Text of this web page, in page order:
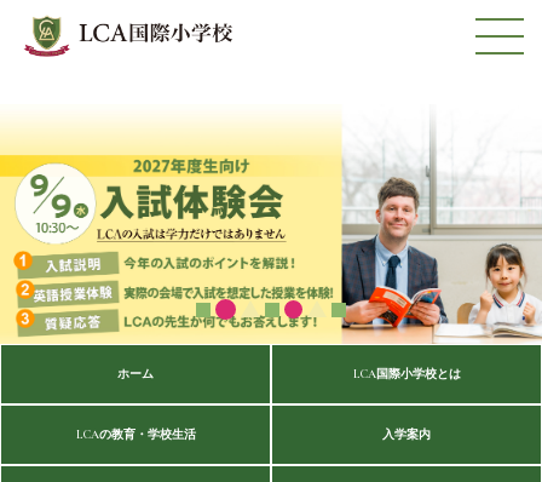
ホーム LCA国際小学校とは
LCAの教育・学校生活 入学案内